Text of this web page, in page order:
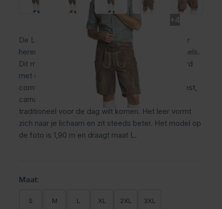
De Lederhose Zillertal is een korte lederhose voor
heren van 100% rundleer in bruin met groene stiksels.
Dit model valt net boven de knie en wordt geleverd
met een bijpassende riem voor een stevige en
comfortabele pasvorm. Ideaal voor het Oktoberfest,
carnaval en themafeesten waarbij je verzorgd en
traditioneel voor de dag wilt komen. Het leer vormt
zich naar je lichaam en zit steeds beter. Het model op
de foto is 1,90 m en draagt maat L.
Maat:
S M L XL 2XL 3XL